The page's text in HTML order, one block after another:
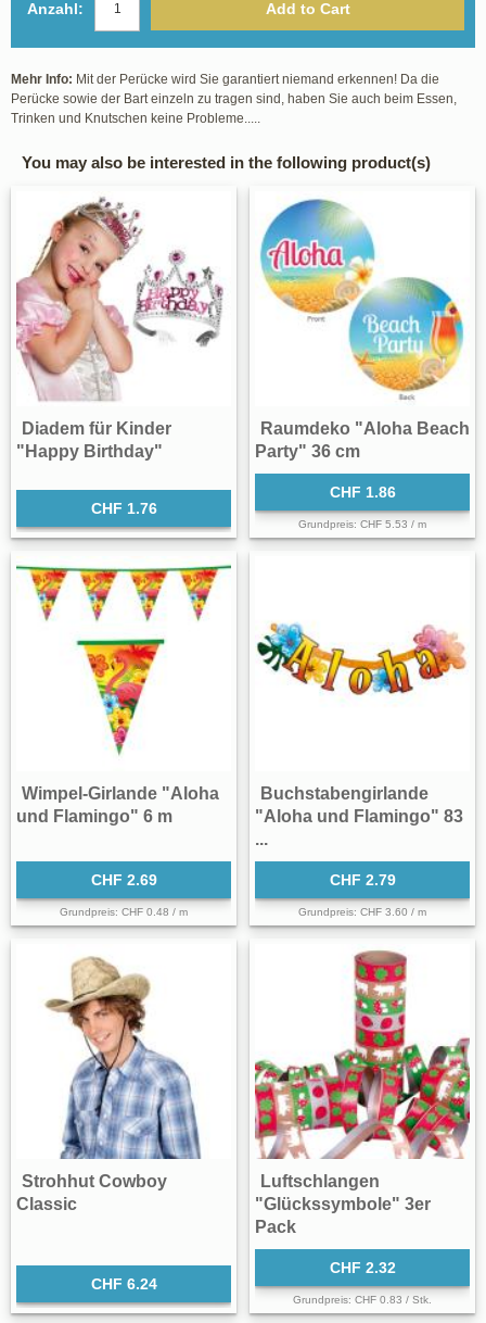
Anzahl: Add to Cart
Mehr Info: Mit der Perücke wird Sie garantiert niemand erkennen! Da die
Perücke sowie der Bart einzeln zu tragen sind, haben Sie auch beim Essen,
Trinken und Knutschen keine Probleme.....
You may also be interested in the following product(s)
Diadem für Kinder
"Happy Birthday"
CHF 1.76
Raumdeko "Aloha Beach
Party" 36 cm
CHF 1.86
Grundpreis: CHF 5.53 / m
Wimpel-Girlande "Aloha
und Flamingo" 6 m
CHF 2.69
Grundpreis: CHF 0.48 / m
Buchstabengirlande
"Aloha und Flamingo" 83
...
CHF 2.79
Grundpreis: CHF 3.60 / m
Strohhut Cowboy
Classic
CHF 6.24
Luftschlangen
"Glückssymbole" 3er
Pack
CHF 2.32
Grundpreis: CHF 0.83 / Stk.